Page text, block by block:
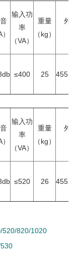
）
输入功
率
（VA）
重量
（kg）
外
≤400 25
）
输入功
率
（VA）
重量
（kg）
外
≤520 26
520/820/1020